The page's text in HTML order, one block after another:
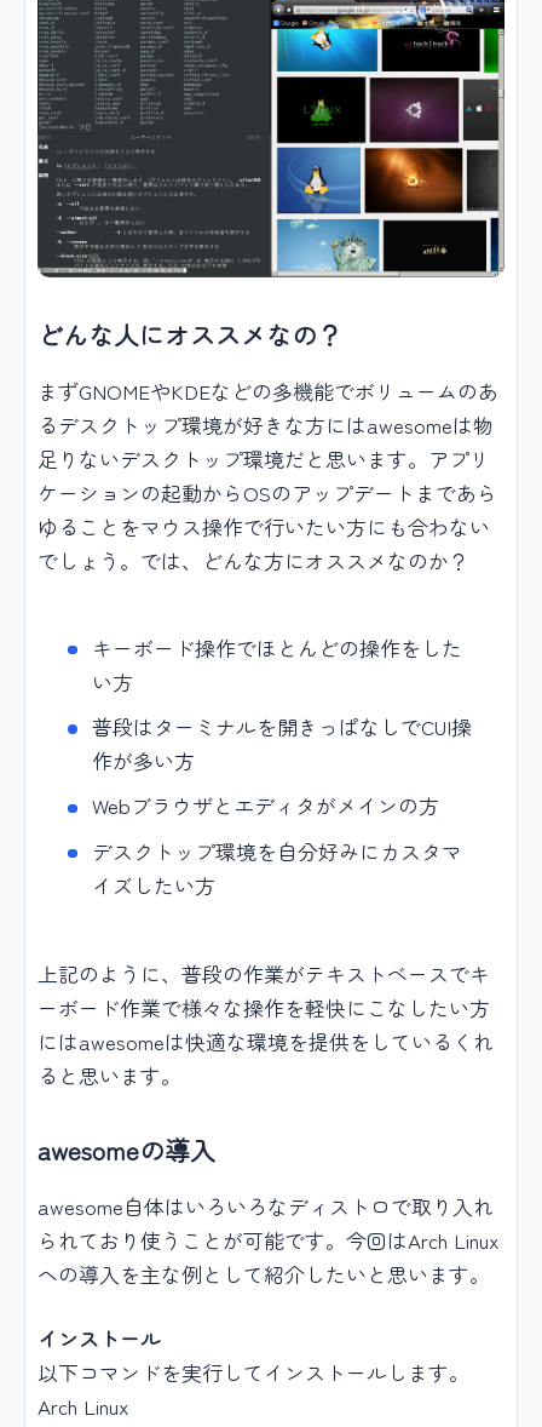
どんな人にオススメなの？
まずGNOMEやKDEなどの多機能でボリュームのあ
るデスクトップ環境が好きな方にはawesomeは物
足りないデスクトップ環境だと思います。アプリ
ケーションの起動からOSのアップデートまであら
ゆることをマウス操作で行いたい方にも合わない
でしょう。では、どんな方にオススメなのか？
キーボード操作でほとんどの操作をした
い方
普段はターミナルを開きっぱなしでCUI操
作が多い方
Webブラウザとエディタがメインの方
デスクトップ環境を自分好みにカスタマ
イズしたい方
上記のように、普段の作業がテキストベースでキ
ーボード作業で様々な操作を軽快にこなしたい方
にはawesomeは快適な環境を提供をしているくれ
ると思います。
awesomeの導入
awesome自体はいろいろなディストロで取り入れ
られており使うことが可能です。今回はArch Linux
への導入を主な例として紹介したいと思います。
インストール
以下コマンドを実行してインストールします。
Arch Linux